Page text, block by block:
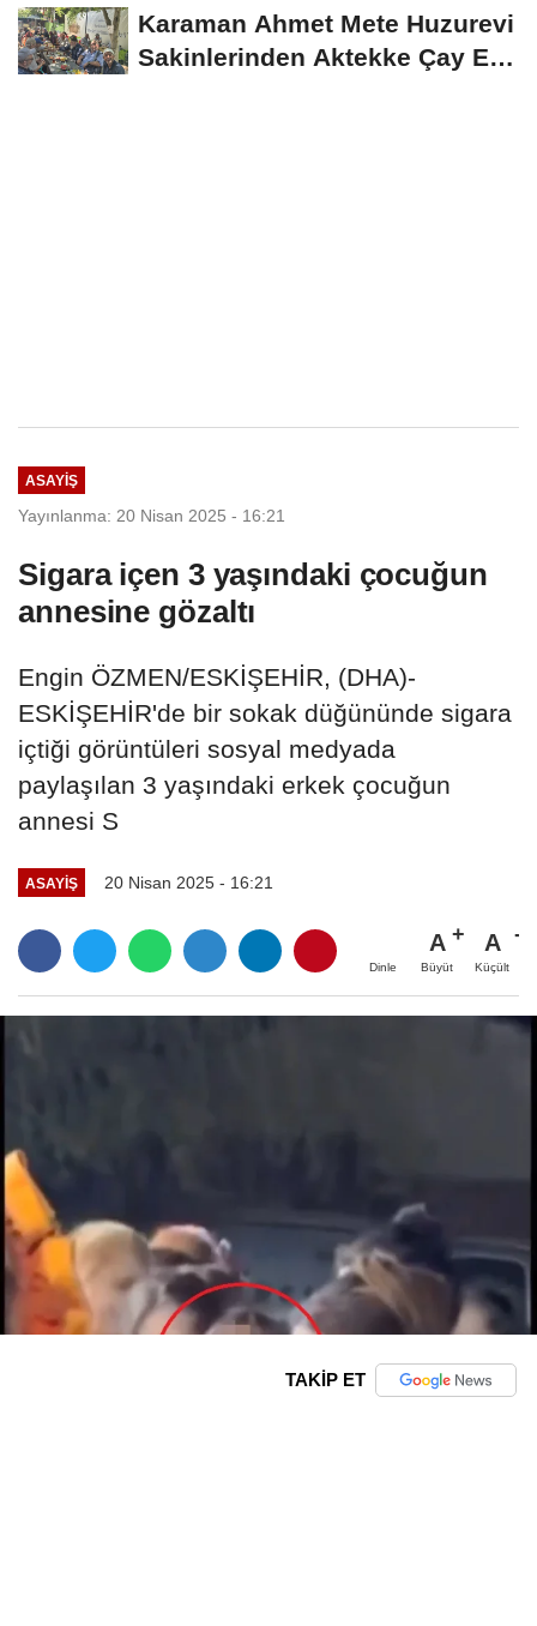
Karaman Ahmet Mete Huzurevi
Sakinlerinden Aktekke Çay Evi
ASAYIŞ
Yayınlanma: 20 Nisan 2025 - 16:21
Sigara içen 3 yaşındaki çocuğun
annesine gözaltı
Engin ÖZMEN/ESKİŞEHİR, (DHA)-
ESKİŞEHİR'de bir sokak düğününde sigara
içtiği görüntüleri sosyal medyada
paylaşılan 3 yaşındaki erkek çocuğun
annesi S
ASAYIŞ 20 Nisan 2025 - 16:21
Dinle
A
Büyüt
A
Küçült
TAKİP ET